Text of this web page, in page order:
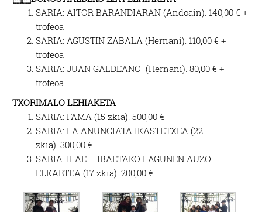
SARIA: AITOR BARANDIARAN (Andoain). 140,00 € +
trofeoa
SARIA: AGUSTIN ZABALA (Hernani). 110,00 € +
trofeoa
SARIA: JUAN GALDEANO (Hernani). 80,00 € +
trofeoa
TXORIMALO LEHIAKETA
SARIA: FAMA (15 zkia). 500,00 €
SARIA: LA ANUNCIATA IKASTETXEA (22
zkia). 300,00 €
SARIA: ILAE – IBAETAKO LAGUNEN AUZO
ELKARTEA (17 zkia). 200,00 €